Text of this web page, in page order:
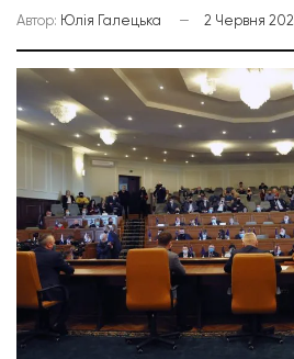
Автор: Юлія Галецька 2 Червня